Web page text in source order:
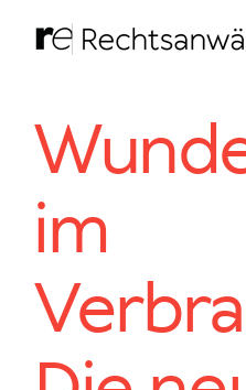
Inhalt
im